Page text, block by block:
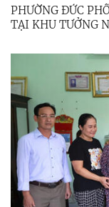
PHƯỜNG ĐỨC